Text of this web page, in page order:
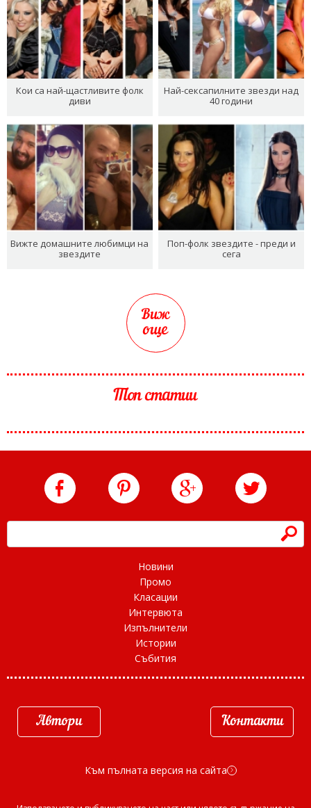
Кои са най-щастливите фолк
диви
Най-сексапилните звезди над
40 години
Вижте домашните любимци на
звездите
Поп-фолк звездите - преди и
сега
Виж
още
Топ статии
h
Новини
Промо
Класации
Интервюта
Изпълнители
Истории
Събития
Автори Контакти
Към пълната версия на сайта d